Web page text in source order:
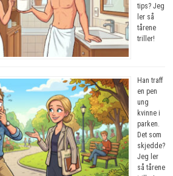
tips? Jeg
ler så
tårene
triller!
Han traff
en pen
ung
kvinne i
parken.
Det som
skjedde?
Jeg ler
så tårene